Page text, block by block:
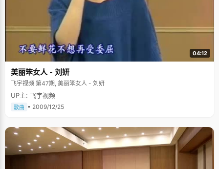
04:12
美丽笨女人 - 刘妍
飞宇视频 第47期, 美丽笨女人 - 刘妍
UP主: 飞宇视频
歌曲 • 2009/12/25